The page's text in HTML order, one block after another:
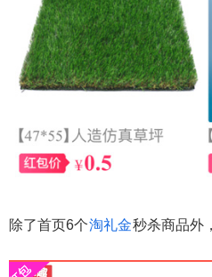
除了首页6个淘礼金秒杀商品外